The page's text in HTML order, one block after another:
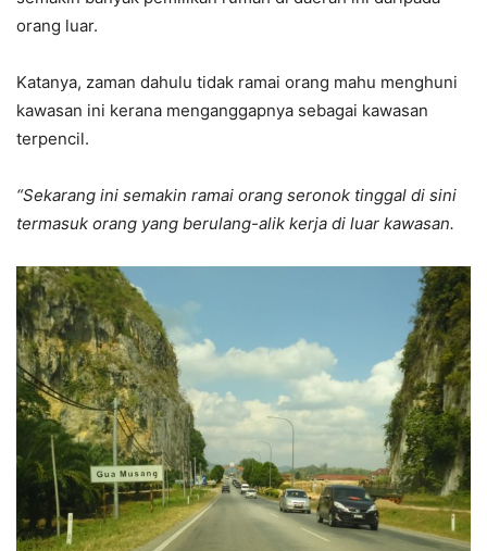
orang luar.
Katanya, zaman dahulu tidak ramai orang mahu menghuni
kawasan ini kerana menganggap­nya sebagai kawasan
terpencil.
“Sekarang ini semakin ramai orang seronok tinggal di sini
termasuk orang yang berulang-alik kerja di luar kawasan.